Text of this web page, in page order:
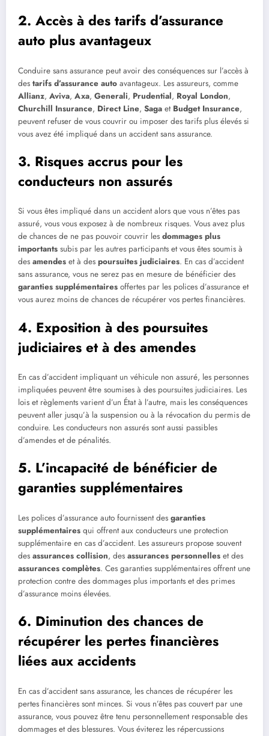
2. Accès à des tarifs d’assurance
auto plus avantageux
Conduire sans assurance peut avoir des conséquences sur l’accès à
des tarifs d’assurance auto avantageux. Les assureurs, comme
Allianz, Aviva, Axa, Generali, Prudential, Royal London,
Churchill Insurance, Direct Line, Saga et Budget Insurance,
peuvent refuser de vous couvrir ou imposer des tarifs plus élevés si
vous avez été impliqué dans un accident sans assurance.
3. Risques accrus pour les
conducteurs non assurés
Si vous êtes impliqué dans un accident alors que vous n’êtes pas
assuré, vous vous exposez à de nombreux risques. Vous avez plus
de chances de ne pas pouvoir couvrir les dommages plus
importants subis par les autres participants et vous êtes soumis à
des amendes et à des poursuites judiciaires. En cas d’accident
sans assurance, vous ne serez pas en mesure de bénéficier des
garanties supplémentaires offertes par les polices d’assurance et
vous aurez moins de chances de récupérer vos pertes financières.
4. Exposition à des poursuites
judiciaires et à des amendes
En cas d’accident impliquant un véhicule non assuré, les personnes
impliquées peuvent être soumises à des poursuites judiciaires. Les
lois et règlements varient d’un État à l’autre, mais les conséquences
peuvent aller jusqu’à la suspension ou à la révocation du permis de
conduire. Les conducteurs non assurés sont aussi passibles
d’amendes et de pénalités.
5. L’incapacité de bénéficier de
garanties supplémentaires
Les polices d’assurance auto fournissent des garanties
supplémentaires qui offrent aux conducteurs une protection
supplémentaire en cas d’accident. Les assureurs propose souvent
des assurances collision, des assurances personnelles et des
assurances complètes. Ces garanties supplémentaires offrent une
protection contre des dommages plus importants et des primes
d’assurance moins élevées.
6. Diminution des chances de
récupérer les pertes financières
liées aux accidents
En cas d’accident sans assurance, les chances de récupérer les
pertes financières sont minces. Si vous n’êtes pas couvert par une
assurance, vous pouvez être tenu personnellement responsable des
dommages et des blessures. Vous éviterez les répercussions